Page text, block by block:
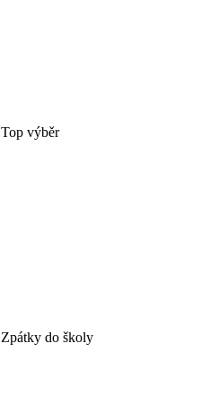
Top výběr
Zpátky do školy